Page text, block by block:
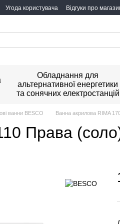
Угода користувача Відгуки про
Обладнання для
альтернативної енергетики
та сонячних електростанцій
ванни BESCO Ванна акрилова RIMA
Права (соло)